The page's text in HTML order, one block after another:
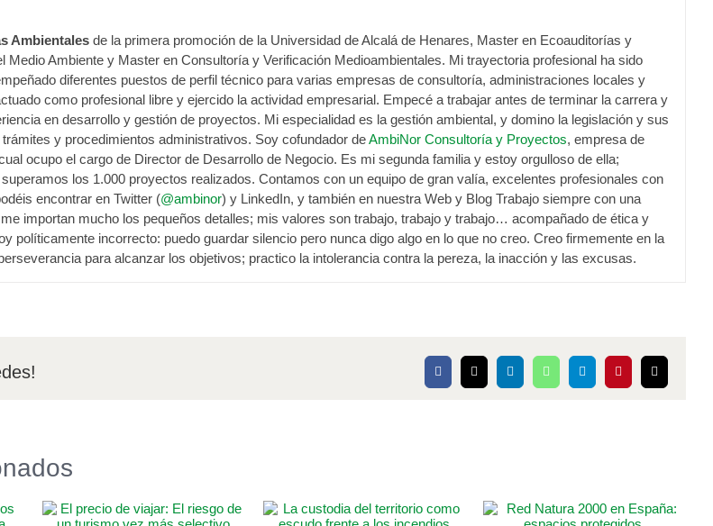
Ambientales de la primera promoción de la Universidad de Alcalá de Henares, Master en Ecoauditorías y
Medio Ambiente y Master en Consultoría y Verificación Medioambientales. Mi trayectoria profesional ha sido
diferentes puestos de perfil técnico para varias empresas de consultoría, administraciones locales y
como profesional libre y ejercido la actividad empresarial. Empecé a trabajar antes de terminar la carrera y
en desarrollo y gestión de proyectos. Mi especialidad es la gestión ambiental, y domino la legislación y sus
y procedimientos administrativos. Soy cofundador deAmbiNor Consultoría y Proyectos, empresa de
ocupo el cargo de Director de Desarrollo de Negocio. Es mi segunda familia y estoy orgulloso de ella;
los 1.000 proyectos realizados. Contamos con un equipo de gran valía, excelentes profesionales con
encontrar en Twitter (@ambinor) y LinkedIn, y también en nuestra Web y Blog Trabajo siempre con una
importan mucho los pequeños detalles; mis valores son trabajo, trabajo y trabajo… acompañado de ética y
políticamente incorrecto: puedo guardar silencio pero nunca digo algo en lo que no creo. Creo firmemente en la
para alcanzar los objetivos; practico la intolerancia contra la pereza, la inacción y las excusas.
Facebook
X LinkedInWhatsAppTelegramPinterestCorreo
electrónico